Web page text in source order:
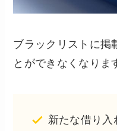
ブラックリストに掲
とができなくなりま
新たな借り入